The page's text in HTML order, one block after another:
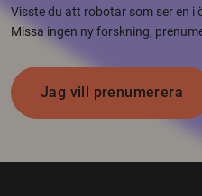
Visste du att robotar som ser en i
Missa ingen ny forskning,
Jag vill prenumerera